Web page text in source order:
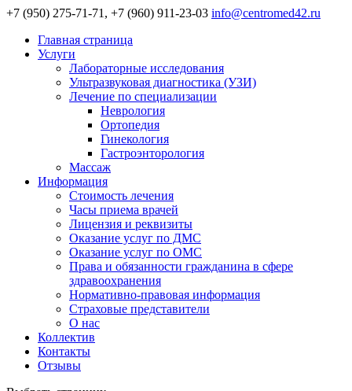
+7 (950) 275-71-71, +7 (960) 911-23-03 info@centromed42.ru
Главная страница
Услуги
Лабораторные исследования
Ультразвуковая диагностика (УЗИ)
Лечение по специализации
Неврология
Ортопедия
Гинекология
Гастроэнторология
Массаж
Информация
Стоимость лечения
Часы приема врачей
Лицензия и реквизиты
Оказание услуг по ДМС
Оказание услуг по ОМС
Права и обязанности гражданина в сфере
здравоохранения
Нормативно-правовая информация
Страховые представители
О нас
Коллектив
Контакты
Отзывы